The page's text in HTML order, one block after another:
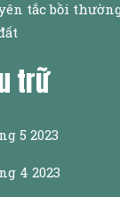
tắc bồi
trữ
5 2023
4 2023